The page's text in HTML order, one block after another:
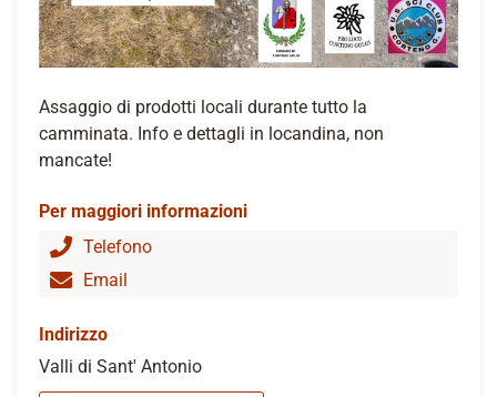
Assaggio di prodotti locali durante tutto la
camminata. Info e dettagli in locandina, non
mancate!
Per maggiori informazioni
Telefono
Email
Indirizzo
Valli di Sant' Antonio